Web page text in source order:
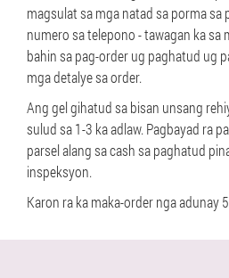
magsulat sa mga natad sa porma sa
numero sa telepono - tawagan ka sa
bahin sa pag-order ug paghatud ug
mga detalye sa order.
Ang gel gihatud sa bisan unsang
sulud sa 1-3 ka adlaw. Pagbayad ra
parsel alang sa cash sa paghatud
inspeksyon.
Karon ra ka maka-order nga adunay